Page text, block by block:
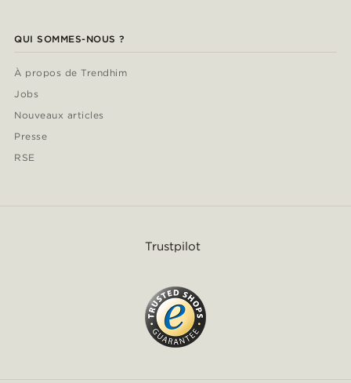
QUI SOMMES-NOUS ?
À propos de Trendhim
Jobs
Nouveaux articles
Presse
RSE
Trustpilot